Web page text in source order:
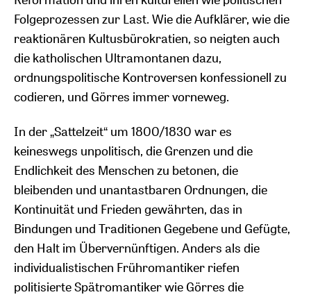
Folgeprozessen zur Last. Wie die Aufklärer, wie die
reaktionären Kultusbürokratien, so neigten auch
die katholischen Ultramontanen dazu,
ordnungspolitische Kontroversen konfessionell zu
codieren, und Görres immer vorneweg.
In der „Sattelzeit“ um 1800/1830 war es
keineswegs unpolitisch, die Grenzen und die
Endlichkeit des Menschen zu betonen, die
bleibenden und unantastbaren Ordnungen, die
Kontinuität und Frieden gewährten, das in
Bindungen und Traditionen Gegebene und Gefügte,
den Halt im Übervernünftigen. Anders als die
individualistischen Frühromantiker riefen
politisierte Spätromantiker wie Görres die